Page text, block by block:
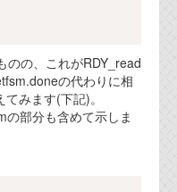
のの、これがRDY_read
の代わりに相
みます(下記)。
部分も含めて示しま